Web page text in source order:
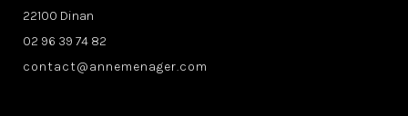
22100 Dinan
02 96 39 74 82
contact@annemenager.com